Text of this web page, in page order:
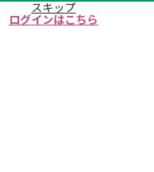
スキップ
ログインはこちら